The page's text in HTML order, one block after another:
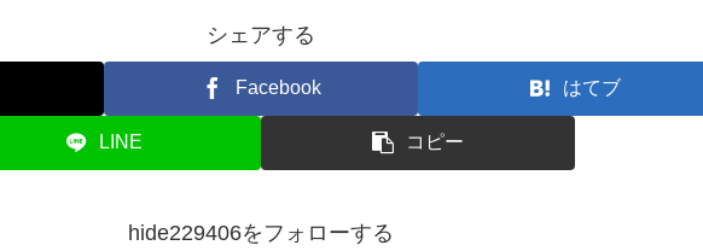
シェアする
Facebook はてブ
LINE コピー
hide229406をフォローする